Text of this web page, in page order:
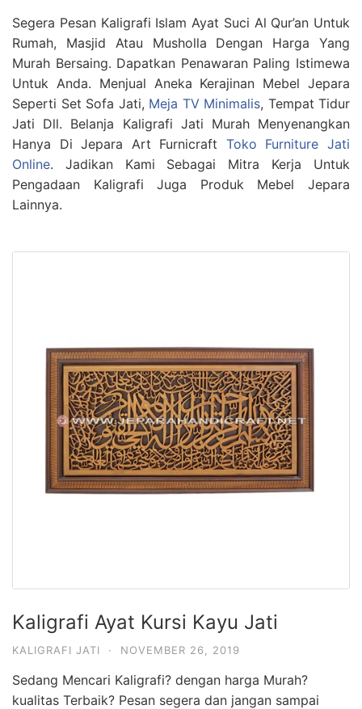
Segera Pesan Kaligrafi Islam Ayat Suci Al Qur’an Untuk
Rumah, Masjid Atau Musholla Dengan Harga Yang
Murah Bersaing. Dapatkan Penawaran Paling Istimewa
Untuk Anda. Menjual Aneka Kerajinan Mebel Jepara
Seperti Set Sofa Jati, Meja TV Minimalis, Tempat Tidur
Jati Dll. Belanja Kaligrafi Jati Murah Menyenangkan
Hanya Di Jepara Art Furnicraft Toko Furniture Jati
Online. Jadikan Kami Sebagai Mitra Kerja Untuk
Pengadaan Kaligrafi Juga Produk Mebel Jepara
Lainnya.
Kaligrafi Ayat Kursi Kayu Jati
KALIGRAFI JATI · NOVEMBER 26, 2019
Sedang Mencari Kaligrafi? dengan harga Murah?
kualitas Terbaik? Pesan segera dan jangan sampai